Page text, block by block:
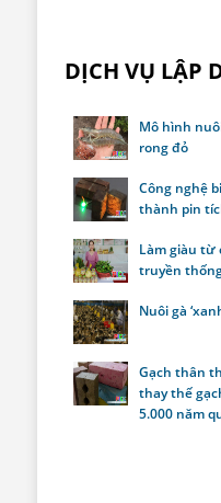
DỊCH VỤ LẬP
Mô hình
rong đỏ
Công nghệ
thành pin
Làm giàu từ
truyền
Nuôi gà
Gạch thân
thay thế
5.000 năm